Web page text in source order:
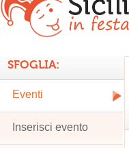
SFOGLIA:
Eventi
Inserisci evento